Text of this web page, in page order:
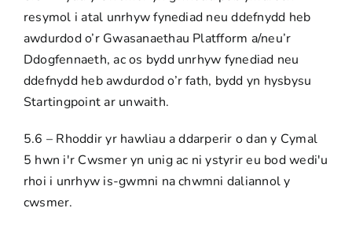
resymol i atal unrhyw fynediad neu ddefnydd heb
awdurdod o’r Gwasanaethau Platfform a/neu’r
Ddogfennaeth, ac os bydd unrhyw fynediad neu
ddefnydd heb awdurdod o’r fath, bydd yn hysbysu
Startingpoint ar unwaith.
5.6 – Rhoddir yr hawliau a ddarperir o dan y Cymal
5 hwn i'r Cwsmer yn unig ac ni ystyrir eu bod wedi'u
rhoi i unrhyw is-gwmni na chwmni daliannol y
cwsmer.